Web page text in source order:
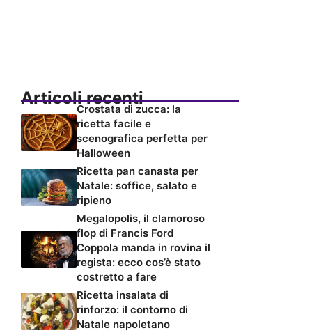
Articoli recenti
Crostata di zucca: la
ricetta facile e
scenografica perfetta per
Halloween
Ricetta pan canasta per
Natale: soffice, salato e
ripieno
Megalopolis, il clamoroso
flop di Francis Ford
Coppola manda in rovina il
regista: ecco cos’è stato
costretto a fare
Ricetta insalata di
rinforzo: il contorno di
Natale napoletano